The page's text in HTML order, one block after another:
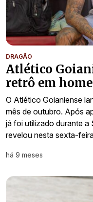
DRAGÃO
Atlético
retrô em
O Atlético Goianiense
mês de outubro. Após
já foi utilizado durante a
revelou nesta sexta-
há 9 meses